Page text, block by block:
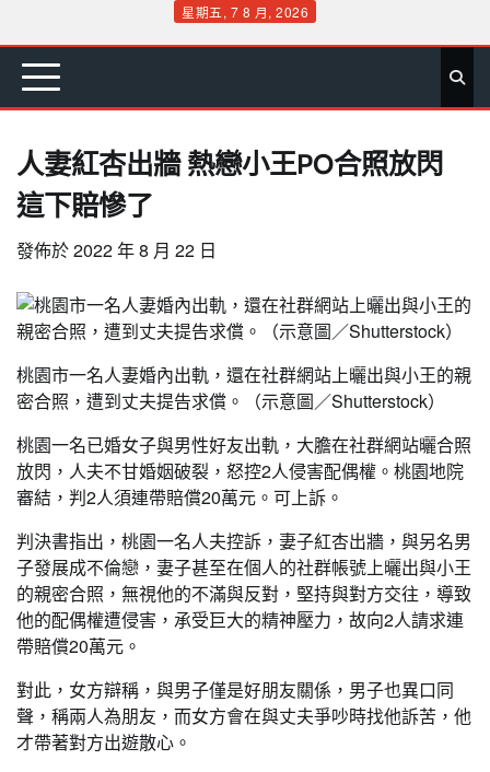
content
星期五, 7 8 月, 2026
首 要 娛 生 社 文 公 運 旅 政 地 專
人妻紅杏出牆 熱戀小王PO合照放閃
這下賠慘了
發佈於2022 年 8 月 22 日
桃園市一名人妻婚內出軌，還在社群網站上曬出與小王的親
密合照，遭到丈夫提告求償。（示意圖／Shutterstock）
桃園一名已婚女子與男性好友出軌，大膽在社群網站曬合照
放閃，人夫不甘婚姻破裂，怒控2人侵害配偶權。桃園地院
審結，判2人須連帶賠償20萬元。可上訴。
判決書指出，桃園一名人夫控訴，妻子紅杏出牆，與另名男
子發展成不倫戀，妻子甚至在個人的社群帳號上曬出與小王
的親密合照，無視他的不滿與反對，堅持與對方交往，導致
他的配偶權遭侵害，承受巨大的精神壓力，故向2人請求連
帶賠償20萬元。
對此，女方辯稱，與男子僅是好朋友關係，男子也異口同
聲，稱兩人為朋友，而女方會在與丈夫爭吵時找他訴苦，他
才帶著對方出遊散心。